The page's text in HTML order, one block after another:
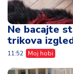
Ne bacajte
trikova
11:52 Moj hobi